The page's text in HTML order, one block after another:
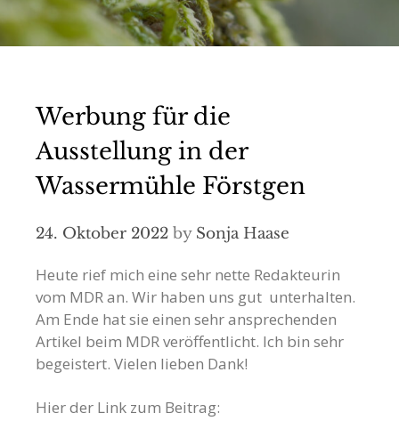
Werbung für die
Ausstellung in der
Wassermühle Förstgen
24. Oktober 2022 by Sonja Haase
Heute rief mich eine sehr nette Redakteurin
vom MDR an. Wir haben uns gut unterhalten.
Am Ende hat sie einen sehr ansprechenden
Artikel beim MDR veröffentlicht. Ich bin sehr
begeistert. Vielen lieben Dank!
Hier der Link zum Beitrag: